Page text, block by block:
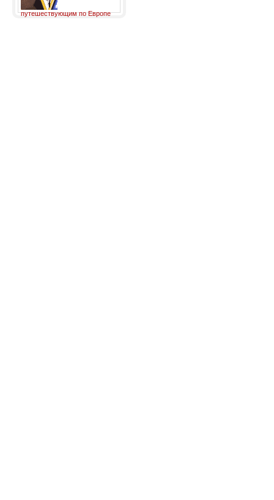
путешествующим по Европе